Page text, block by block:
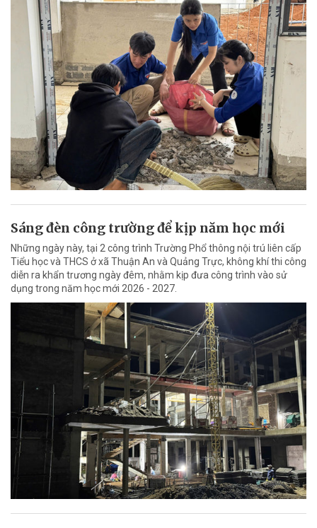
Sáng đèn công trường để kịp năm học mới
Những ngày này, tại 2 công trình Trường Phổ thông nội trú liên cấp
Tiểu học và THCS ở xã Thuận An và Quảng Trực, không khí thi công
diễn ra khẩn trương ngày đêm, nhằm kịp đưa công trình vào sử
dụng trong năm học mới 2026 - 2027.